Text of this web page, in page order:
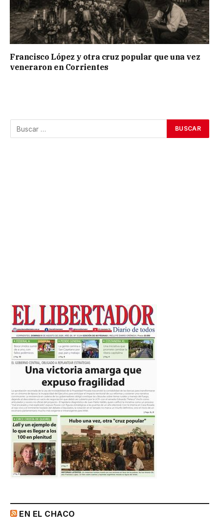
Francisco López y otra cruz popular que una vez
veneraron en Corrientes
EN EL CHACO